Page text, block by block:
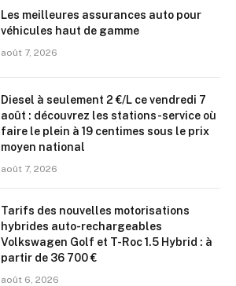
Les meilleures assurances auto pour
véhicules haut de gamme
août 7, 2026
Diesel à seulement 2 €/L ce vendredi 7
août : découvrez les stations-service où
faire le plein à 19 centimes sous le prix
moyen national
août 7, 2026
Tarifs des nouvelles motorisations
hybrides auto-rechargeables
Volkswagen Golf et T-Roc 1.5 Hybrid : à
partir de 36 700 €
août 6, 2026